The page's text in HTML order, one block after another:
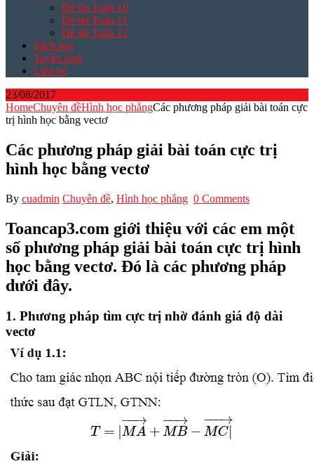
Đề thi Toán 10
Đề thi Toán 11
Đề thi Toán 12
Sách hay
Tuyển sinh
Liên hệ
23/08/2017
HomeChuyên đềHình học phẳngCác phương pháp giải bài toán cực
trị hình học bằng vectơ
Các phương pháp giải bài toán cực trị
hình học bằng vectơ
By cuadmin Chuyên đề, Hình học phẳng 0 Comments
Toancap3.com giới thiệu với các em một
số phương pháp giải bài toán cực trị hình
học bằng vectơ. Đó là các phương pháp
dưới đây.
1. Phương pháp tìm cực trị nhờ đánh giá độ dài
vectơ